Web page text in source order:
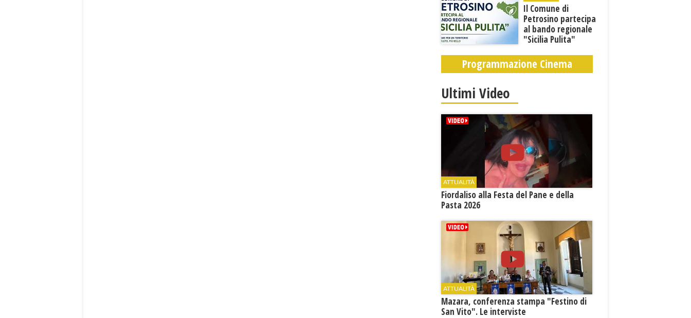
​Il Comune di
Petrosino partecipa
al bando regionale
"Sicilia Pulita"
Programmazione Cinema
Ultimi Video
ATTUALITÀ
Fiordaliso alla Festa del Pane e della
Pasta 2026
ATTUALITÀ
Mazara, conferenza stampa "Festino di
San Vito". Le interviste